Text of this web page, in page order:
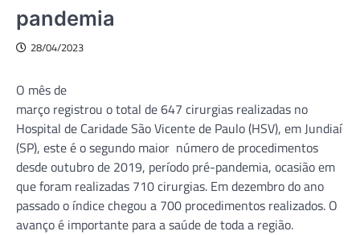
pandemia
28/04/2023
O mês de
março registrou o total de 647 cirurgias realizadas no
Hospital de Caridade São Vicente de Paulo (HSV), em Jundiaí
(SP), este é o segundo maior número de procedimentos
desde outubro de 2019, período pré-pandemia, ocasião em
que foram realizadas 710 cirurgias. Em dezembro do ano
passado o índice chegou a 700 procedimentos realizados. O
avanço é importante para a saúde de toda a região.